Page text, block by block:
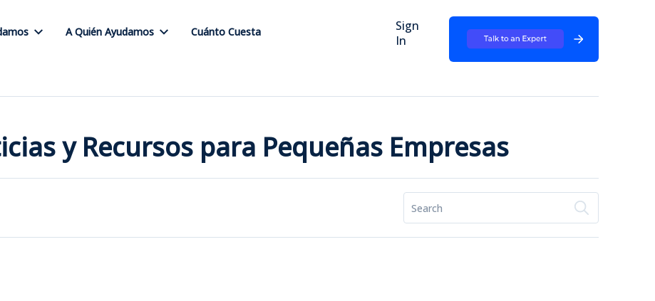
A Quién Ayudamos Cuánto Cuesta
Sign
In
y Recursos para Pequeñas Empresas